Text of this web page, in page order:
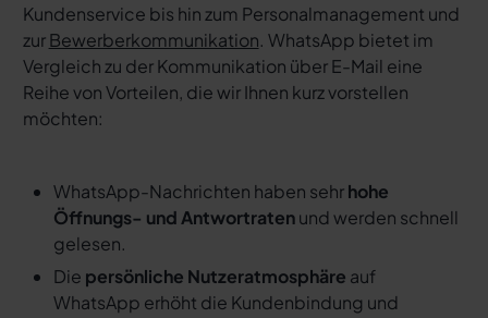
Kundenservice bis hin zum Personalmanagement und
zurBewerberkommunikation. WhatsApp bietet im
Vergleich zu der Kommunikation über E-Mail eine
Reihe von Vorteilen, die wir Ihnen kurz vorstellen
möchten:
WhatsApp-Nachrichten haben sehrhohe
Öffnungs- und Antwortratenund werden schnell
gelesen.
Die persönliche Nutzeratmosphäre auf
WhatsApp erhöht die Kundenbindung und